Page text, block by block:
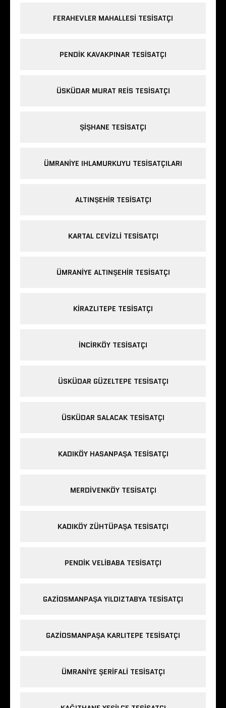
FERAHEVLER MAHALLESI TESISATÇI
PENDIK KAVAKPINAR TESISATÇI
ÜSKÜDAR MURAT REIS TESISATÇI
ŞIŞHANE TESISATÇI
ÜMRANIYE IHLAMURKUYU TESISATÇILARI
ALTINŞEHIR TESISATÇI
KARTAL CEVIZLI TESISATÇI
ÜMRANIYE ALTINŞEHIR TESISATÇI
KIRAZLITEPE TESISATÇI
INCIRKÖY TESISATÇI
ÜSKÜDAR GÜZELTEPE TESISATÇI
ÜSKÜDAR SALACAK TESISATÇI
KADIKÖY HASANPAŞA TESISATÇI
MERDIVENKÖY TESISATÇI
KADIKÖY ZÜHTÜPAŞA TESISATÇI
PENDIK VELIBABA TESISATÇI
GAZIOSMANPAŞA YILDIZTABYA TESISATÇI
GAZIOSMANPAŞA KARLITEPE TESISATÇI
ÜMRANIYE ŞERIFALI TESISATÇI